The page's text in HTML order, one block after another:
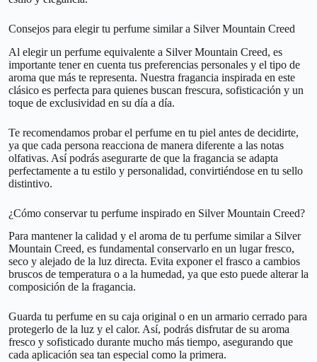
Consejos para elegir tu perfume similar a Silver Mountain Creed
Al elegir un perfume equivalente a Silver Mountain Creed, es
importante tener en cuenta tus preferencias personales y el tipo de
aroma que más te representa. Nuestra fragancia inspirada en este
clásico es perfecta para quienes buscan frescura, sofisticación y un
toque de exclusividad en su día a día.
Te recomendamos probar el perfume en tu piel antes de decidirte,
ya que cada persona reacciona de manera diferente a las notas
olfativas. Así podrás asegurarte de que la fragancia se adapta
perfectamente a tu estilo y personalidad, convirtiéndose en tu sello
distintivo.
¿Cómo conservar tu perfume inspirado en Silver Mountain Creed?
Para mantener la calidad y el aroma de tu perfume similar a Silver
Mountain Creed, es fundamental conservarlo en un lugar fresco,
seco y alejado de la luz directa. Evita exponer el frasco a cambios
bruscos de temperatura o a la humedad, ya que esto puede alterar la
composición de la fragancia.
Guarda tu perfume en su caja original o en un armario cerrado para
protegerlo de la luz y el calor. Así, podrás disfrutar de su aroma
fresco y sofisticado durante mucho más tiempo, asegurando que
cada aplicación sea tan especial como la primera.